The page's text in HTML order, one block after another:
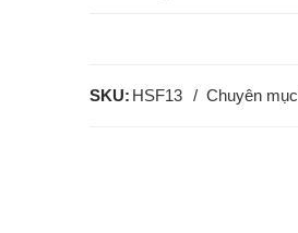
SKU: HSF13 Chuyên mục